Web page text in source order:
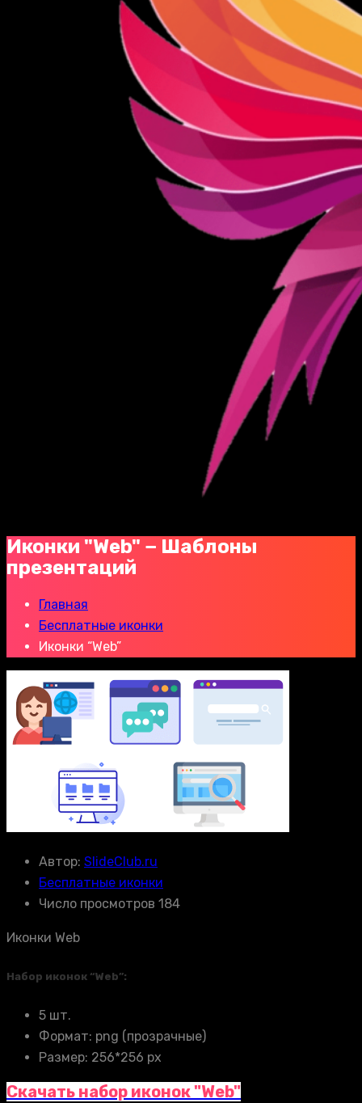
Иконки "Web" − Шаблоны
презентаций
Главная
Бесплатные иконки
Иконки “Web”
Автор: SlideClub.ru
Бесплатные иконки
Число просмотров 184
Иконки Web
Набор иконок “Web”:
5 шт.
Формат: png (прозрачные)
Размер: 256*256 px
Скачать набор иконок "Web"